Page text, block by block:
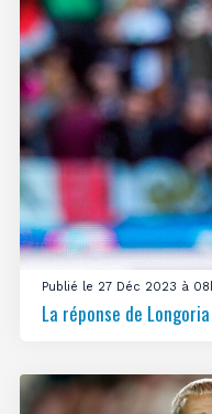
Publié le 27 Déc 2023 à
La réponse de